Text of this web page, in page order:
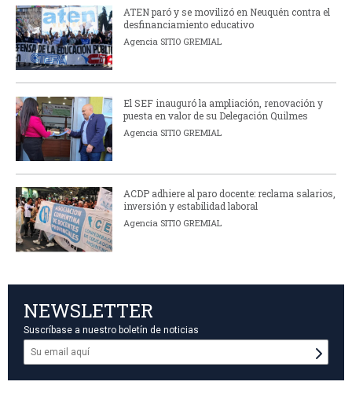
ATEN paró y se movilizó en Neuquén contra el
desfinanciamiento educativo
Agencia SITIO GREMIAL
El SEF inauguró la ampliación, renovación y
puesta en valor de su Delegación Quilmes
Agencia SITIO GREMIAL
ACDP adhiere al paro docente: reclama salarios,
inversión y estabilidad laboral
Agencia SITIO GREMIAL
NEWSLETTER
Suscríbase a nuestro boletín de noticias